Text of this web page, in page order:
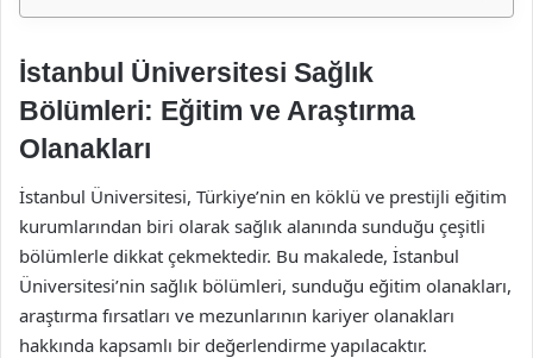
İstanbul Üniversitesi Sağlık
Bölümleri: Eğitim ve Araştırma
Olanakları
İstanbul Üniversitesi, Türkiye’nin en köklü ve prestijli eğitim
kurumlarından biri olarak sağlık alanında sunduğu çeşitli
bölümlerle dikkat çekmektedir. Bu makalede, İstanbul
Üniversitesi’nin sağlık bölümleri, sunduğu eğitim olanakları,
araştırma fırsatları ve mezunlarının kariyer olanakları
hakkında kapsamlı bir değerlendirme yapılacaktır.